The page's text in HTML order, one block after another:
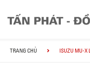
TRANG CHỦ ISUZU MU-X